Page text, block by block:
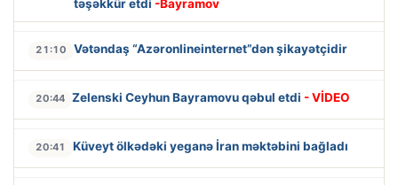
təşəkkür etdi -Bayramov
21:10 Vətəndaş “Azəronlineinternet”dən şikayətçidir
20:44 Zelenski Ceyhun Bayramovu qəbul etdi - VİDEO
20:41 Küveyt ölkədəki yeganə İran məktəbini bağladı